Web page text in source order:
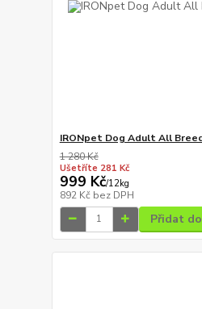
IRONpet Dog Adult All
1 280 Kč
Ušetříte 281 Kč
999 Kč/12kg
892 Kč bez DPH
Přidat